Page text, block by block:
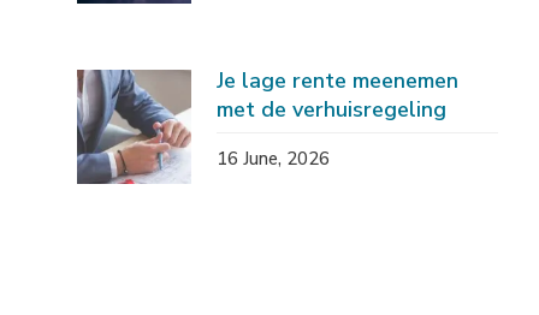
Je lage rente meenemen
met de verhuisregeling
16 June, 2026